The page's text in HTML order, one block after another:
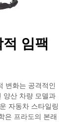
임팩
변화는 공격적인
양산 차량 모델과
자동차 스타일링
은 프라도의 본래